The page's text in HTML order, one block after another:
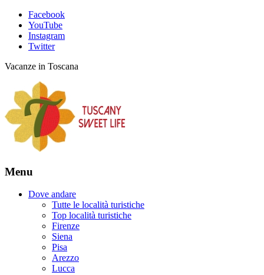
Facebook
YouTube
Instagram
Twitter
Vacanze in Toscana
Menu
Dove andare
Tutte le località turistiche
Top località turistiche
Firenze
Siena
Pisa
Arezzo
Lucca